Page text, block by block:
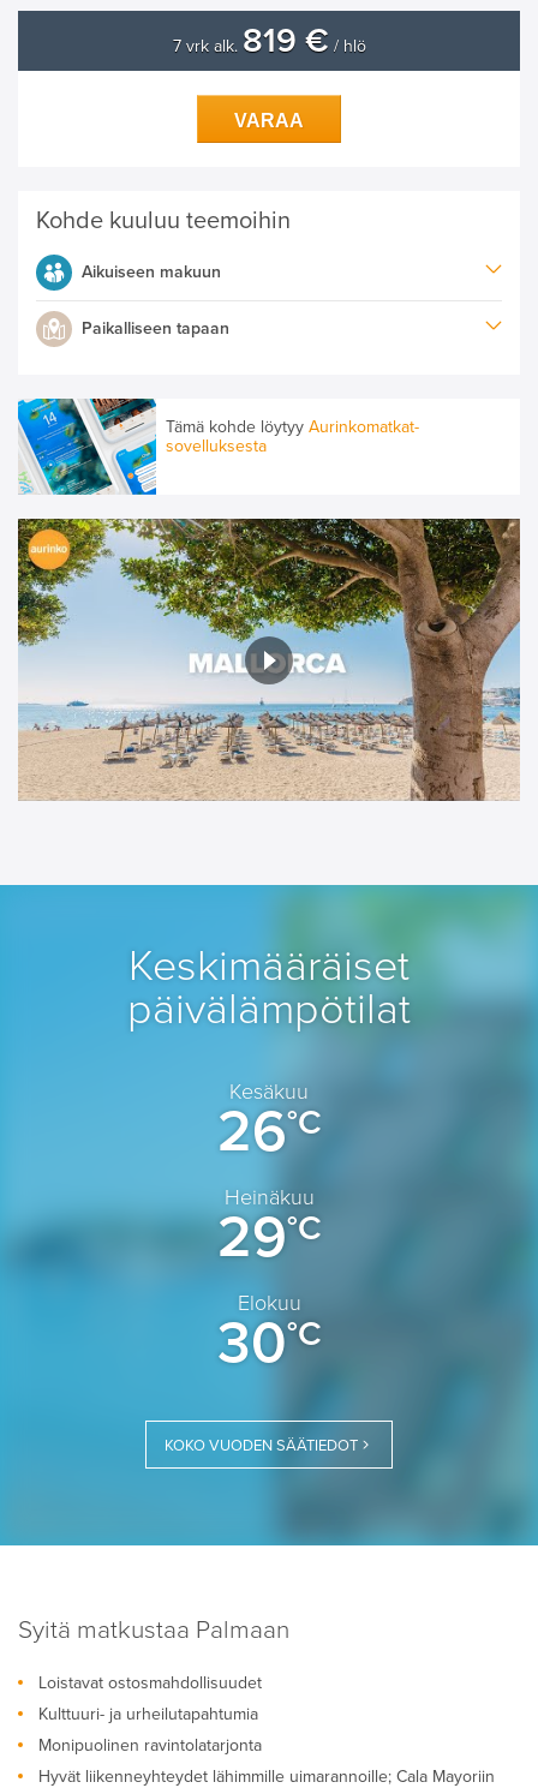
7 vrk alk. 819 € / hlö
VARAA
Kohde kuuluu teemoihin
Aikuiseen makuun
Paikalliseen tapaan
Tämä kohde löytyy Aurinkomatkat-
sovelluksesta
Keskimääräiset
päivälämpötilat
Kesäkuu
26°C
Heinäkuu
29°C
Elokuu
30°C
KOKO VUODEN SÄÄTIEDOT
Syitä matkustaa Palmaan
Loistavat ostosmahdollisuudet
Kulttuuri- ja urheilutapahtumia
Monipuolinen ravintolatarjonta
Hyvät liikenneyhteydet lähimmille uimarannoille; Cala Mayoriin